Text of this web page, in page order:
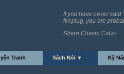
If you have never said
fireplug, you are
Sherri Chasin Calvo
Tranh Sách Nói ▼ Kỹ